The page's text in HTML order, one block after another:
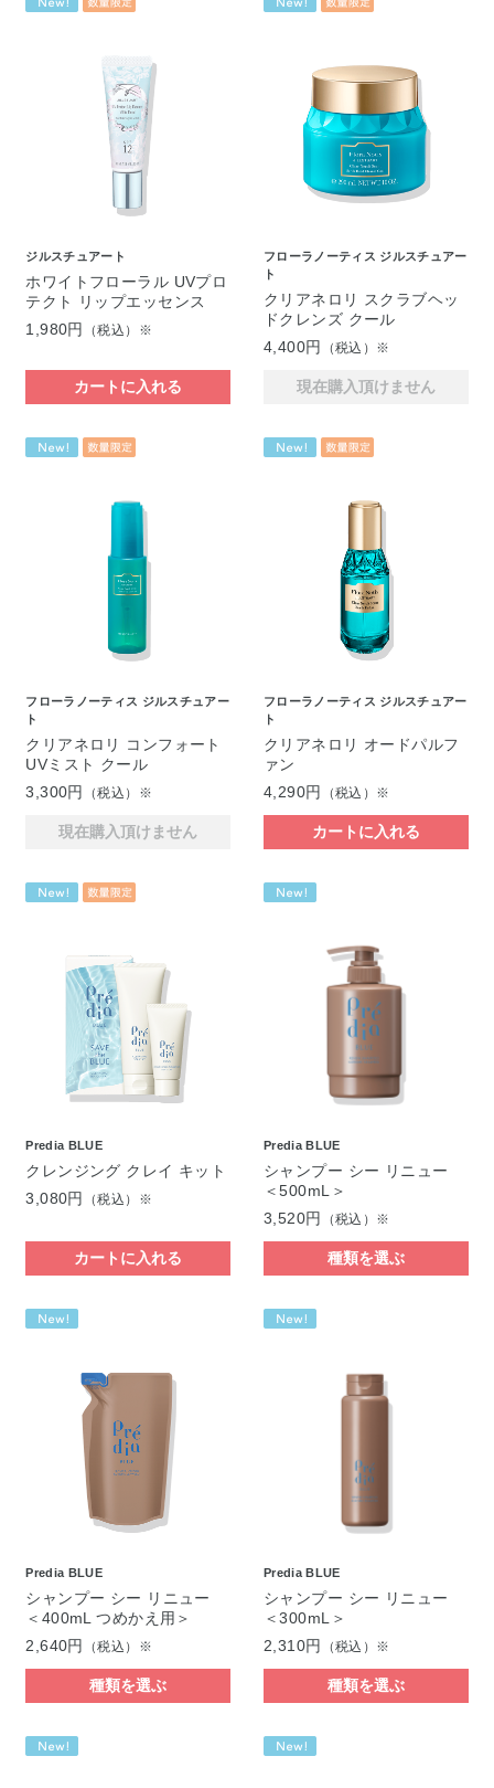
ジルスチュアート
ホワイトフローラル UVプロ
テクト リップエッセンス
1,980円
（税込）※
カートに入れる
フローラノーティス ジルスチュアー
ト
クリアネロリ スクラブヘッ
ドクレンズ クール
4,400円
（税込）※
現在購入頂けません
フローラノーティス ジルスチュアー
ト
クリアネロリ コンフォート
UVミスト クール
3,300円
（税込）※
現在購入頂けません
フローラノーティス ジルスチュアー
ト
クリアネロリ オードパルフ
ァン
4,290円
（税込）※
カートに入れる
Predia BLUE
クレンジング クレイ キット
3,080円
（税込）※
カートに入れる
Predia BLUE
シャンプー シー リニュー
＜500mL＞
3,520円
（税込）※
種類を選ぶ
Predia BLUE
シャンプー シー リニュー
＜400mL つめかえ用＞
2,640円
（税込）※
種類を選ぶ
Predia BLUE
シャンプー シー リニュー
＜300mL＞
2,310円
（税込）※
種類を選ぶ